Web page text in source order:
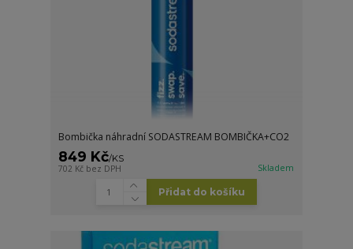
Bombička náhradní SODASTREAM BOMBIČKA+CO2
849 Kč/KS
702 Kč bez DPH Skladem
Přidat do košíku